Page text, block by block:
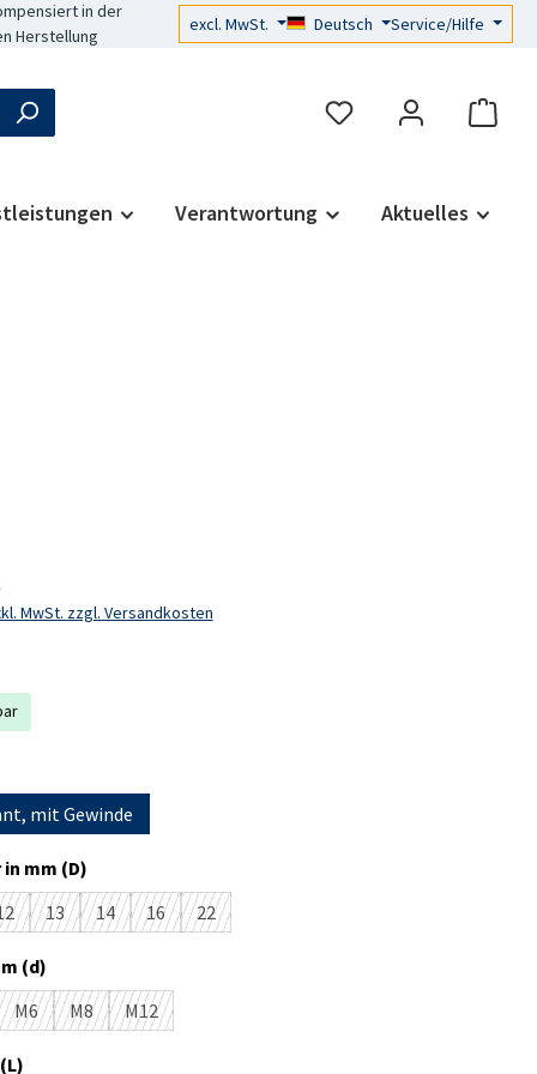
in der
Herstellung
excl. MwSt. Deutsch Service/Hilfe
Verantwortung Aktuelles
MwSt. zzgl. Versandkosten
mit Gewinde
mm (D)auswählen
ist zurzeit nicht verfügbar.)
(Diese Option ist zurzeit nicht verfügbar.)
13
(Diese Option ist zurzeit nicht verfügbar.)
14
(Diese Option ist zurzeit nicht verfügbar.)
16
(Diese Option ist zurzeit nicht verfügbar.)
22
(Diese Option ist zurzeit nicht verfügbar.)
(d)auswählen
Option ist zurzeit nicht verfügbar.)
M6
(Diese Option ist zurzeit nicht verfügbar.)
M8
(Diese Option ist zurzeit nicht verfügbar.)
M12
(Diese Option ist zurzeit nicht verfügbar.)
auswählen